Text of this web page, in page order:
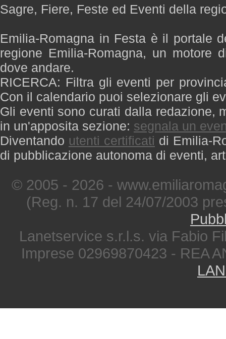
Sagre, Fiere, Feste ed Eventi della
Emilia-Romagna in Festa è il portale
regione Emilia-Romagna, un motore
dove andare.
RICERCA: Filtra gli eventi per
Con il calendario puoi selezionare gli
Gli eventi sono curati dalla redazione,
in un'apposita sezione: segnala un
Diventando utenti certificati di Emilia-
di pubblicazione autonoma di eventi,
© 2005 - 2026 -
(Reg. n. 17 del 24/07/2003
Lanetservice s.r.l.s. via Fabio
Imprese 02969870423 - REA